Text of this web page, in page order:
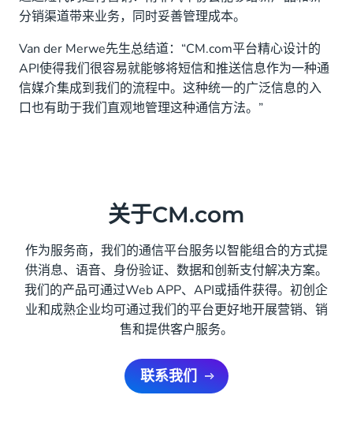
分销渠道带来业务，同时妥善管理成本。
Van der Merwe先生总结道：“CM.com平台精心设计的
API使得我们很容易就能够将短信和推送信息作为一种通
信媒介集成到我们的流程中。这种统一的广泛信息的入
口也有助于我们直观地管理这种通信方法。”
关于CM.com
作为服务商，我们的通信平台服务以智能组合的方式提
供消息、语音、身份验证、数据和创新支付解决方案。
我们的产品可通过Web APP、API或插件获得。初创企
业和成熟企业均可通过我们的平台更好地开展营销、销
售和提供客户服务。
联系我们